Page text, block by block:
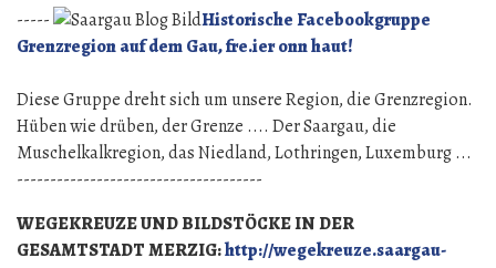
24.
Mai
-----
Historische Facebookgruppe
Grenzregion auf dem Gau, fre.ier onn haut!
Diese Gruppe dreht sich um unsere Region, die Grenzregion.
Hüben wie drüben, der Grenze .... Der Saargau, die
Muschelkalkregion, das Niedland, Lothringen, Luxemburg ...
-------------------------------------
WEGEKREUZE UND BILDSTÖCKE IN DER
GESAMTSTADT MERZIG:http://wegekreuze.saargau-